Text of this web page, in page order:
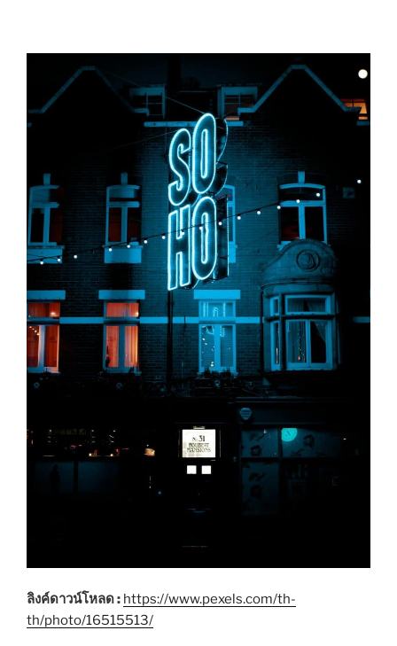
ลิงค์ดาวน์โหลด : https://www.pexels.com/th-
th/photo/16515513/